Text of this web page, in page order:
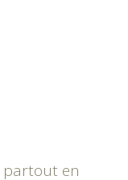
partout en